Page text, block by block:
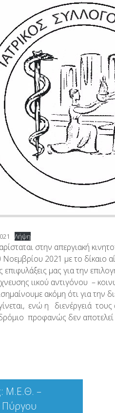
Λήψη
στην απεργιακή
2021 με το
μας για την
ιικού αντιγόνου –
ακόμη ότι για την
ενώ η διενέργειά
προφανώς δεν αποτελεί
Μ.Ε.Θ. –
Πύργου